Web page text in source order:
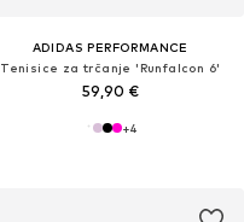
ADIDAS PERFORMANCE
Tenisice za trčanje 'Runfalcon 6'
59,90 €
+4